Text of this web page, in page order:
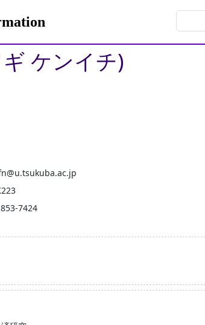
ケンイチ)
7424